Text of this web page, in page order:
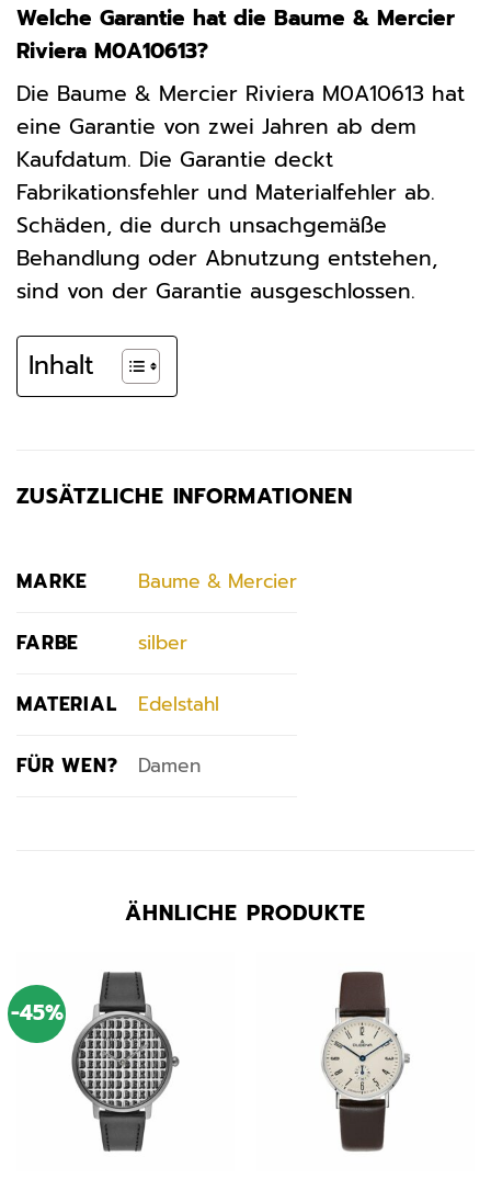
Welche Garantie hat die Baume & Mercier
Riviera M0A10613?
Die Baume & Mercier Riviera M0A10613 hat
eine Garantie von zwei Jahren ab dem
Kaufdatum. Die Garantie deckt
Fabrikationsfehler und Materialfehler ab.
Schäden, die durch unsachgemäße
Behandlung oder Abnutzung entstehen,
sind von der Garantie ausgeschlossen.
Inhalt
ZUSÄTZLICHE INFORMATIONEN
MARKE Baume & Mercier
FARBE silber
MATERIAL Edelstahl
FÜR WEN? Damen
ÄHNLICHE PRODUKTE
-45%